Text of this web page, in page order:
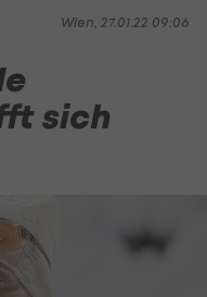
Wien, 27.01.22 09:06
sich